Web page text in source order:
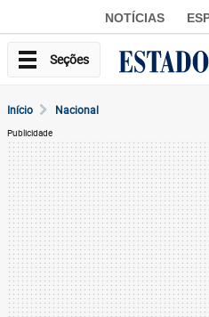
NOTÍCIAS
Seções
Início Nacional
Publicidade